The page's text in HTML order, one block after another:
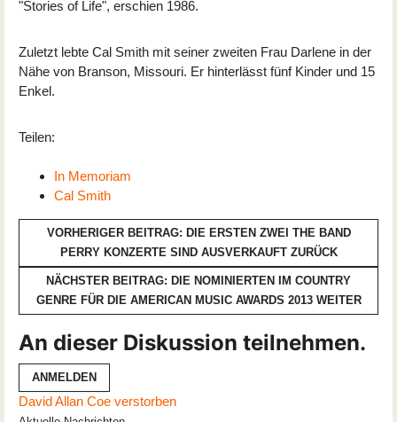
"Stories of Life", erschien 1986.
Zuletzt lebte Cal Smith mit seiner zweiten Frau Darlene in der
Nähe von Branson, Missouri. Er hinterlässt fünf Kinder und 15
Enkel.
Teilen:
In Memoriam
Cal Smith
VORHERIGER BEITRAG: DIE ERSTEN ZWEI THE BAND
PERRY KONZERTE SIND AUSVERKAUFT ZURÜCK
NÄCHSTER BEITRAG: DIE NOMINIERTEN IM COUNTRY
GENRE FÜR DIE AMERICAN MUSIC AWARDS 2013 WEITER
An dieser Diskussion teilnehmen.
ANMELDEN
David Allan Coe verstorben